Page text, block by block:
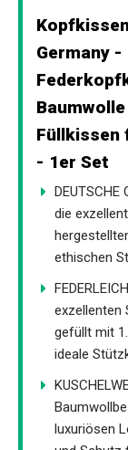
Germany
Füllkissen
- 1er Set
die
ethischen
exzellenten
gefüllt mit
ideale
luxuriösen